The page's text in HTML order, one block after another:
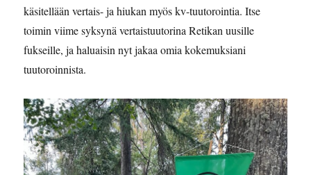
käsitellään vertais- ja hiukan myös kv-tuutorointia. Itse
toimin viime syksynä vertaistuutorina Retikan uusille
fukseille, ja haluaisin nyt jakaa omia kokemuksiani
tuutoroinnista.